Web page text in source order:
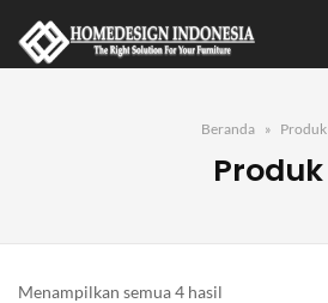
Beranda Produk
Produk
Menampilkan semua 4 hasil